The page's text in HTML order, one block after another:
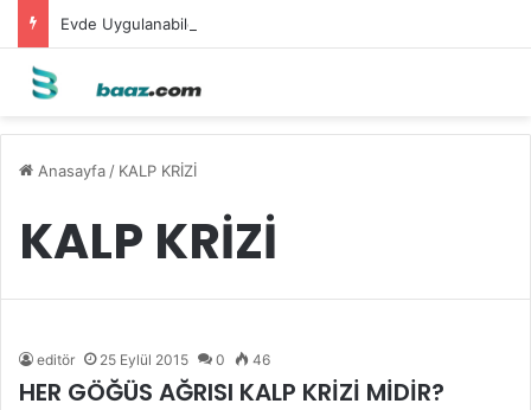
Evde Uygulanabilecek Leke Karşıtı Maskeler
Anasayfa / KALP KRİZİ
KALP KRİZİ
editör 25 Eylül 2015 0 46
HER GÖĞÜS AĞRISI KALP KRİZİ MİDİR?